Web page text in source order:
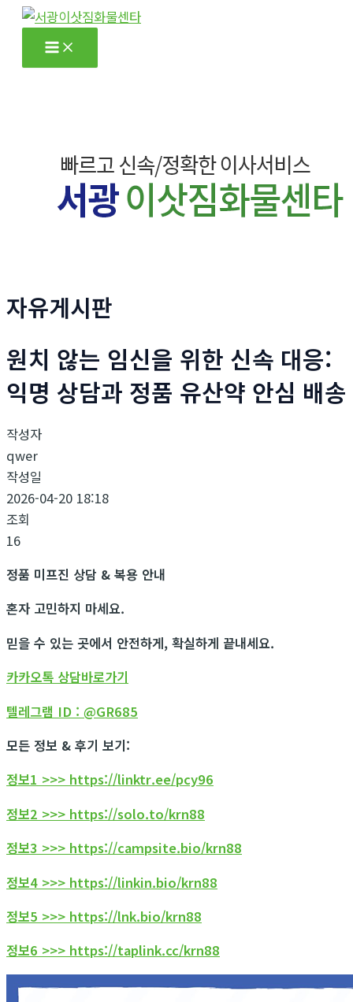
Main
Menu
자유게시판
원치 않는 임신을 위한 신속 대응:
익명 상담과 정품 유산약 안심 배송
작성자
qwer
작성일
2026-04-20 18:18
조회
16
정품 미프진 상담 & 복용 안내
혼자 고민하지 마세요.
믿을 수 있는 곳에서 안전하게, 확실하게 끝내세요.
카카오톡 상담바로가기
텔레그램 ID : @GR685
모든 정보 & 후기 보기:
정보1 >>> https://linktr.ee/pcy96
정보2 >>> https://solo.to/krn88
정보3 >>> https://campsite.bio/krn88
정보4 >>> https://linkin.bio/krn88
정보5 >>> https://lnk.bio/krn88
정보6 >>> https://taplink.cc/krn88